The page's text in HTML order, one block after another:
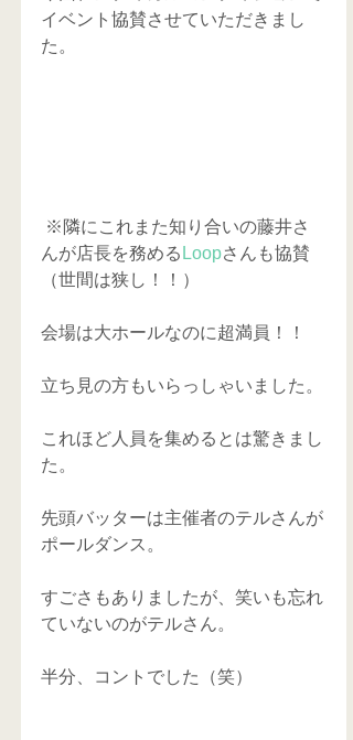
イベント協賛させていただきまし
た。
んが店長を務める Loopさんも協賛
（世間は狭し！！）
会場は大ホールなのに超満員！！
立ち見の方もいらっしゃいました。
これほど人員を集めるとは驚きまし
た。
先頭バッターは主催者のテルさんが
ポールダンス。
すごさもありましたが、笑いも忘れ
ていないのがテルさん。
半分、コントでした（笑）